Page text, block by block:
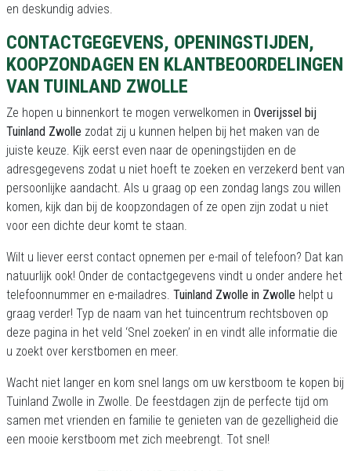
en deskundig advies.
CONTACTGEGEVENS, OPENINGSTIJDEN,
KOOPZONDAGEN EN KLANTBEOORDELINGEN
VAN TUINLAND ZWOLLE
Ze hopen u binnenkort te mogen verwelkomen in Overijssel bij
Tuinland Zwolle zodat zij u kunnen helpen bij het maken van de
juiste keuze. Kijk eerst even naar de openingstijden en de
adresgegevens zodat u niet hoeft te zoeken en verzekerd bent van
persoonlijke aandacht. Als u graag op een zondag langs zou willen
komen, kijk dan bij de koopzondagen of ze open zijn zodat u niet
voor een dichte deur komt te staan.
Wilt u liever eerst contact opnemen per e-mail of telefoon? Dat kan
natuurlijk ook! Onder de contactgegevens vindt u onder andere het
telefoonnummer en e-mailadres. Tuinland Zwolle in Zwolle helpt u
graag verder! Typ de naam van het tuincentrum rechtsboven op
deze pagina in het veld ‘Snel zoeken’ in en vindt alle informatie die
u zoekt over kerstbomen en meer.
Wacht niet langer en kom snel langs om uw kerstboom te kopen bij
Tuinland Zwolle in Zwolle. De feestdagen zijn de perfecte tijd om
samen met vrienden en familie te genieten van de gezelligheid die
een mooie kerstboom met zich meebrengt. Tot snel!